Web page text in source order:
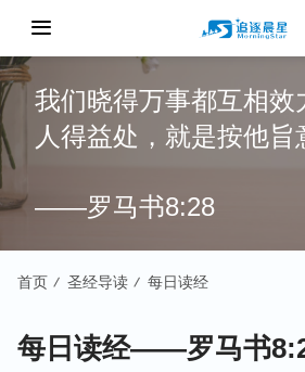
我们晓得万事都互相效
人得益处，就是按他旨
——罗马书8:28
首页 / 圣经导读 / 每日读经
每日读经——罗马书